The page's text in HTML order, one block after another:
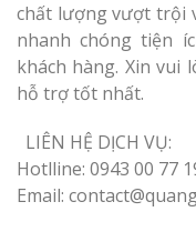
chất lượng vượt trội
nhanh chóng tiện
khách hàng. Xin vui
hỗ trợ tốt nhất.
LIÊN HỆ DỊCH VỤ:
Hotlline: 0943 00 77
Email: